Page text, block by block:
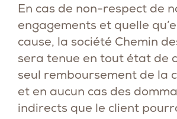
En cas de non-respect de
engagements et quelle
cause, la société Chemin
sera tenue en tout état de
seul remboursement de la
et en aucun cas des
indirects que le client